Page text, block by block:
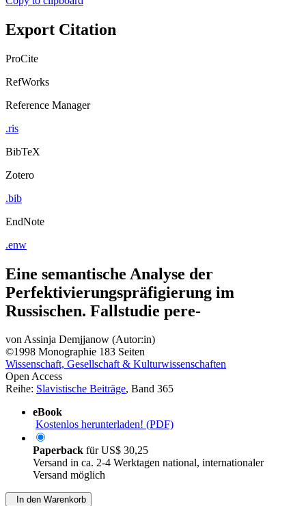
Export Citation
ProCite
RefWorks
Reference Manager
.ris
BibTeX
Zotero
.bib
EndNote
.enw
Eine semantische Analyse der
Perfektivierungspräfigierung im
Russischen. Fallstudie pere-
vonAssinja Demjjanow (Autor:in)
©1998 Monographie 183 Seiten
Wissenschaft, Gesellschaft & Kulturwissenschaften
Open Access
Reihe: Slavistische Beiträge, Band 365
eBook
Kostenlos herunterladen! (PDF)
Paperback fürUS$ 30,25
Versand in ca. 2-4 Werktagen national, internationaler
Versand möglich
In den Warenkorb